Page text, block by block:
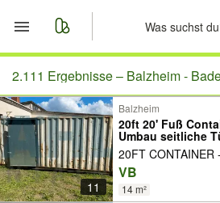
Start
Merkliste
Nachrichten
Anzeige aufgeben
2.111 Ergebnisse – Balzheim -
11
Balzheim
20ft 20' Fuß
Umbau seitliche
Schuppen
Gerätehaus Umbau
20FT CONTAINER
VB
14 m²